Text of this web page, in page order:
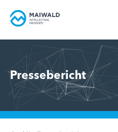
Pressebericht